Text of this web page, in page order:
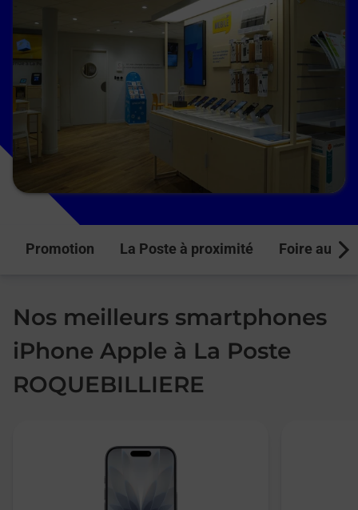
Promotion La Poste à proximité Foire aux
Nos meilleurs smartphones
iPhone Apple à La Poste
ROQUEBILLIERE